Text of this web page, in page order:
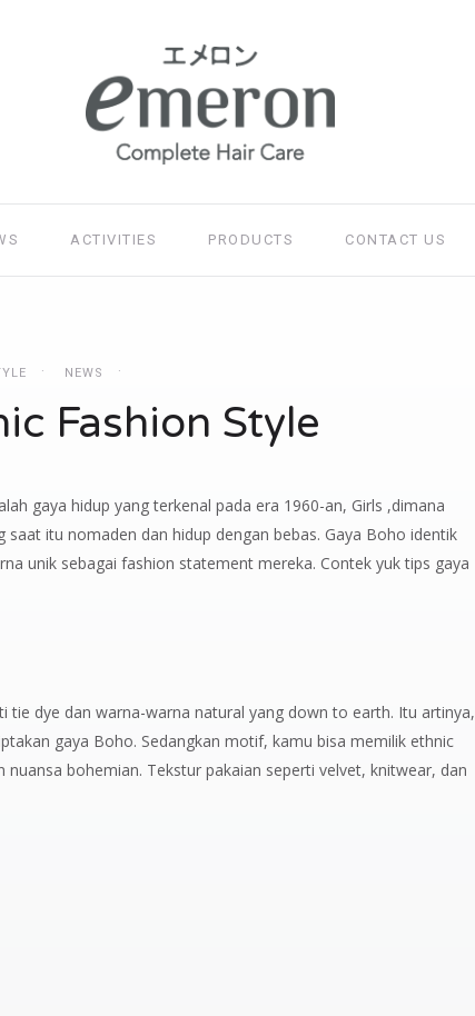
ACTIVITIES PRODUCTS CONTACT US
NEWS
Fashion Style
gaya hidup yang terkenal pada era 1960-an, Girls ,dimana
itu nomaden dan hidup dengan bebas. Gaya Boho identik
unik sebagai fashion statement mereka. Contek yuk tips gaya
dye dan warna-warna natural yang down to earth. Itu artinya,
gaya Boho. Sedangkan motif, kamu bisa memilik ethnic
bohemian. Tekstur pakaian seperti velvet, knitwear, dan